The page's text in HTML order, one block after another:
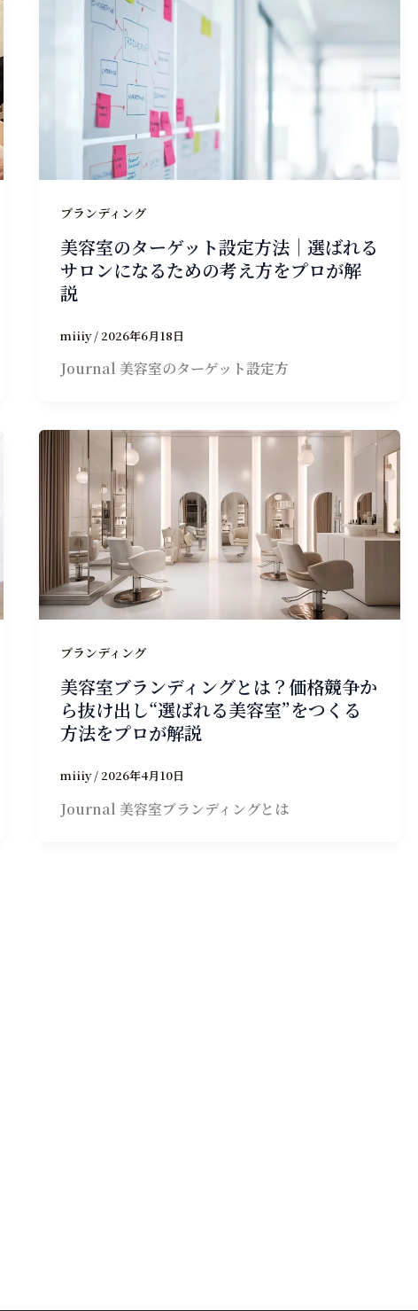
ブランディング
美容室のターゲット設定方法｜選ばれる
サロンになるための考え方をプロが解
説
miiiy/ 2026年6月18日
Journal 美容室のターゲット設定方
ブランディング
美容室ブランディングとは？価格競争か
ら抜け出し“選ばれる美容室”をつくる
方法をプロが解説
miiiy/ 2026年4月10日
Journal 美容室ブランディングとは